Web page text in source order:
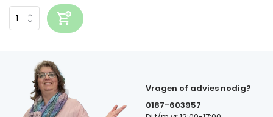
Vragen of advies nodig?
0187-603957